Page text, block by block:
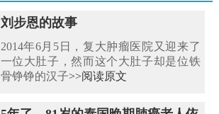
刘步恩的故事
2014年6月5日，复大肿瘤医院又迎来了
一位大肚子，然而这个大肚子却是位铁
骨铮铮的汉子>>阅读原文